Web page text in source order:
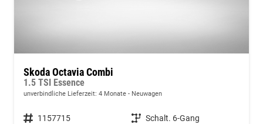
Skoda Octavia Combi
1.5 TSI Essence
unverbindliche Lieferzeit: 4 Monate Neuwagen
Fahrzeugnummer 1157715 Getriebe Schalt. 6-Gang